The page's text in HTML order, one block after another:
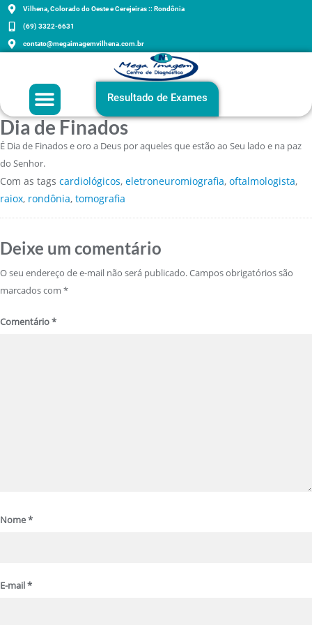
Vilhena, Colorado do Oeste e Cerejeiras :: Rondônia
(69) 3322-6631
contato@megaimagemvilhena.com.br
Resultado de Exames
Dia de Finados
É Dia de Finados e oro a Deus por aqueles que estão ao Seu lado e na paz
do Senhor.
Com as tags cardiológicos, eletroneuromiografia, oftalmologista,
raiox, rondônia, tomografia
Deixe um comentário
O seu endereço de e-mail não será publicado.Campos obrigatórios são
marcados com *
Comentário*
Nome*
E-mail*